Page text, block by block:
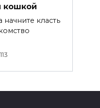
кошкой
класть
113